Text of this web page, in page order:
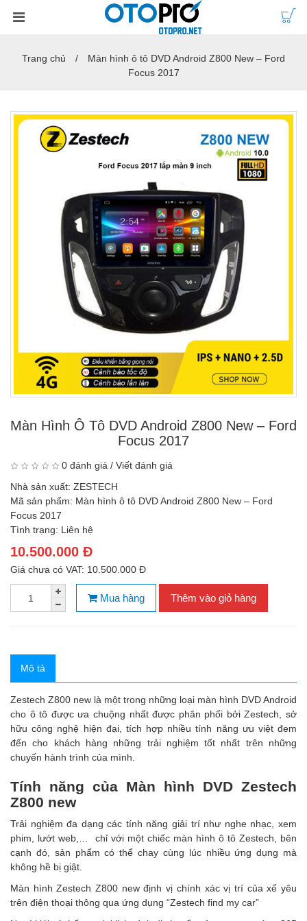
Trang chủ
Màn hình ô tô DVD Android Z800 New – Ford
Focus 2017
Màn Hình Ô Tô DVD Android Z800 New – Ford
Focus 2017
0 đánh giá / Viết đánh giá
Nhà sản xuất: ZESTECH
Mã sản phẩm: Màn hình ô tô DVD Android Z800 New – Ford
Focus 2017
Tình trạng: Liên hệ
10.500.000 Đ
Giá chưa có VAT: 10.500.000 Đ
Mua hàng Thêm vào giỏ hàng
Mô tả
Zestech Z800 new là một trong những loại màn hình DVD Android
cho ô tô được ưa chuộng nhất được phân phối bởi Zestech, sở
hữu công nghệ hiện đại, tích hợp nhiều tính năng ưu việt đem
đến cho khách hàng những trải nghiệm tốt nhất trên những
chuyến hành trình của mình.
Tính năng của Màn hình DVD Zestech
Z800 new
Trải nghiệm đa dạng các tính năng giải trí như nghe nhạc, xem
phim, lướt web,… chỉ với một chiếc màn hình ô tô Zestech, bên
cạnh đó, sản phẩm có thể chay cùng lúc nhiều ứng dụng mà
không hề bị giật.
Màn hình Zestech Z800 new định vị chính xác vị trí của xế yêu
trên điện thoại thông qua ứng dụng “Zestech find my car”